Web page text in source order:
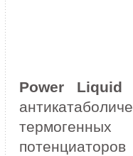
Power Liquid